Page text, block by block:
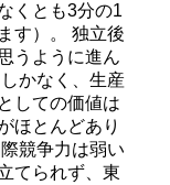
くとも3分の1
す）。 独立後
うように進ん
かなく、生産
しての価値は
ほとんどあり
競争力は弱い
てられず、東